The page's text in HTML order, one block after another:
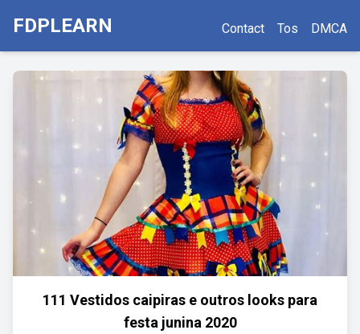
FDPLEARN Contact Tos DMCA
111 Vestidos caipiras e outros looks para
festa junina 2020